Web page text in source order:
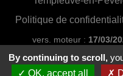
Politique de
vers. moteur : 17/03/
03/07/
Conception et
By continuing to scroll,
OK, accept all